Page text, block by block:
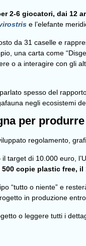
2-6 giocatori, dai 12
e l’elefante
da 31 caselle e
una carta come
o a interagire con gli
spesso del
negli ecosistemi
per
regolamento,
target di 10.000 euro,
copie plastic free,
“tutto o niente” e
in produzione
o leggere tutti i